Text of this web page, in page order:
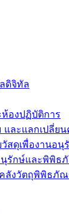
ดิจิทัล
องปฏิบัติการ
และแลกเปลี่ย
สดุเพื่องานอนุ
นุรักษ์และพิพิธ
ลังวัตถุพิพิธภัณ